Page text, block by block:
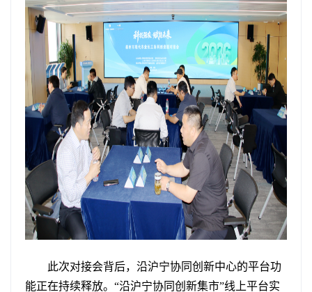
此次对接会背后，沿沪宁协同创新中心的平台功
能正在持续释放。“沿沪宁协同创新集市”线上平台实